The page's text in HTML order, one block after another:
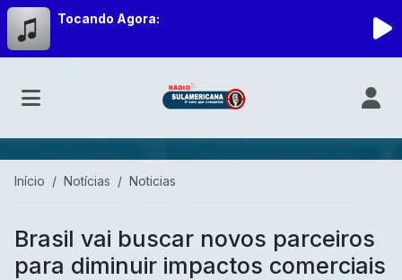
Tocando Agora:
Início Notícias Noticias
Brasil vai buscar novos parceiros
para diminuir impactos comerciais